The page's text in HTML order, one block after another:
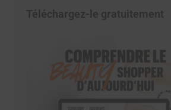
Téléchargez-le gratuitement